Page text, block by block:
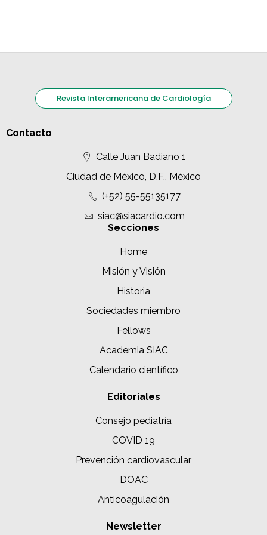
Revista Interamericana de Cardiología
Contacto
Calle Juan Badiano 1
Ciudad de México, D.F., México
(+52) 55-55135177
siac@siacardio.com
Secciones
Home
Misión y Visión
Historia
Sociedades miembro
Fellows
Academia SIAC
Calendario científico
Editoriales
Consejo pediatría
COVID 19
Prevención cardiovascular
DOAC
Anticoagulación
Newsletter